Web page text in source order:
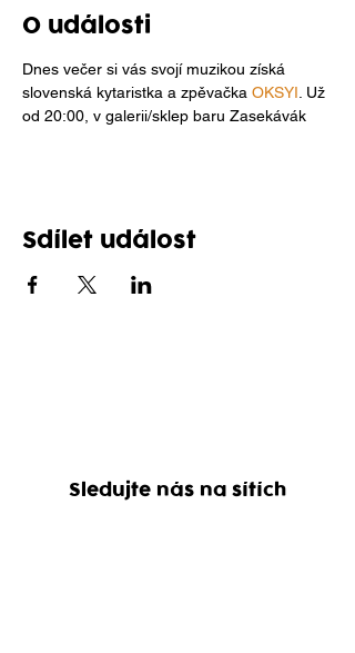
O události
Dnes večer si vás svojí muzikou získá
slovenská kytaristka a zpěvačka OKSYI . Už
od 20:00, v galerii/sklep baru Zasekávák
Sdílet událost
Sledujte nás na sítích